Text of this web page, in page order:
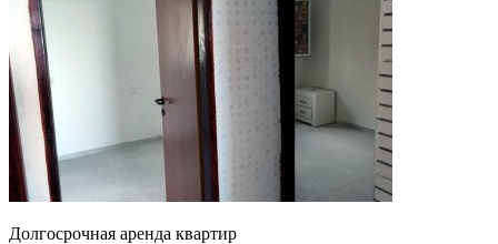
Долгосрочная аренда квартир